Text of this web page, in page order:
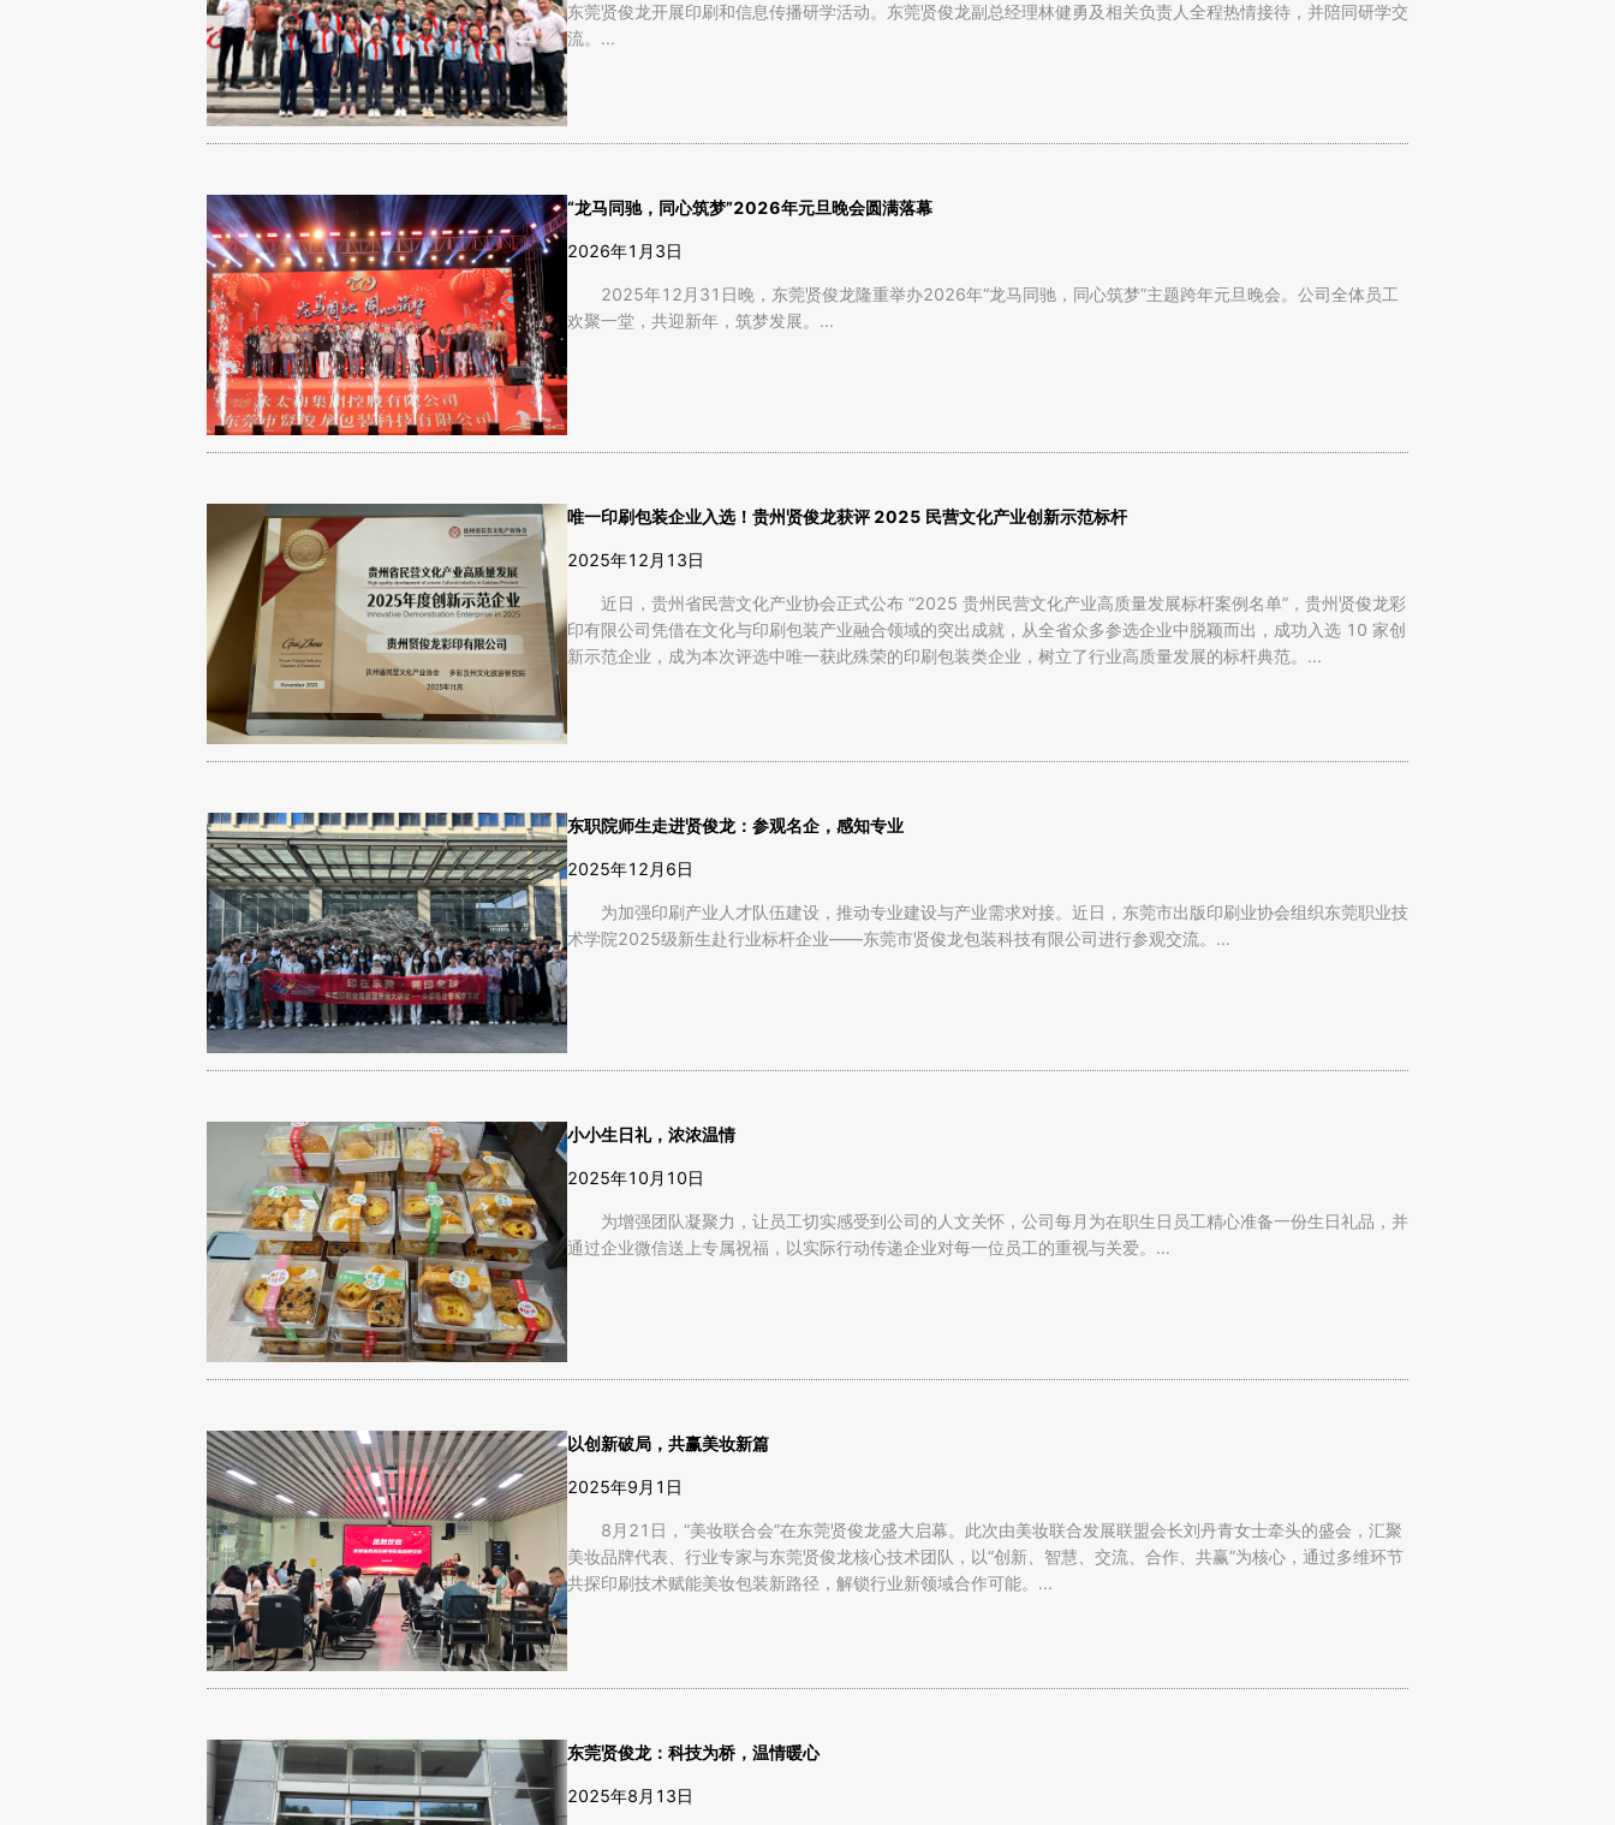
东莞贤俊龙开展印刷和信息传播研学活动。东莞贤俊龙副总经理林健勇及相关负责人全程热情接待，并陪同研学交
流。...
“龙马同驰，同心筑梦”2026年元旦晚会圆满落幕
2026年1月3日
2025年12月31日晚，东莞贤俊龙隆重举办2026年“龙马同驰，同心筑梦”主题跨年元旦晚会。公司全体员工
欢聚一堂，共迎新年，筑梦发展。...
唯一印刷包装企业入选！贵州贤俊龙获评 2025 民营文化产业创新示范标杆
2025年12月13日
近日，贵州省民营文化产业协会正式公布 “2025 贵州民营文化产业高质量发展标杆案例名单”，贵州贤俊龙彩
印有限公司凭借在文化与印刷包装产业融合领域的突出成就，从全省众多参选企业中脱颖而出，成功入选 10 家创
新示范企业，成为本次评选中唯一获此殊荣的印刷包装类企业，树立了行业高质量发展的标杆典范。...
东职院师生走进贤俊龙：参观名企，感知专业
2025年12月6日
为加强印刷产业人才队伍建设，推动专业建设与产业需求对接。近日，东莞市出版印刷业协会组织东莞职业技
术学院2025级新生赴行业标杆企业——东莞市贤俊龙包装科技有限公司进行参观交流。...
小小生日礼，浓浓温情
2025年10月10日
为增强团队凝聚力，让员工切实感受到公司的人文关怀，公司每月为在职生日员工精心准备一份生日礼品，并
通过企业微信送上专属祝福，以实际行动传递企业对每一位员工的重视与关爱。...
以创新破局，共赢美妆新篇
2025年9月1日
8月21日，“美妆联合会”在东莞贤俊龙盛大启幕。此次由美妆联合发展联盟会长刘丹青女士牵头的盛会，汇聚
美妆品牌代表、行业专家与东莞贤俊龙核心技术团队，以“创新、智慧、交流、合作、共赢”为核心，通过多维环节
共探印刷技术赋能美妆包装新路径，解锁行业新领域合作可能。...
东莞贤俊龙：科技为桥，温情暖心
2025年8月13日